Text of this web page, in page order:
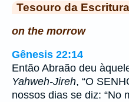
Tesouro da Escritura
on the morrow
Gênesis 22:14
Então Abraão deu
Yahweh-Jireh, “O
nossos dias se diz: “No